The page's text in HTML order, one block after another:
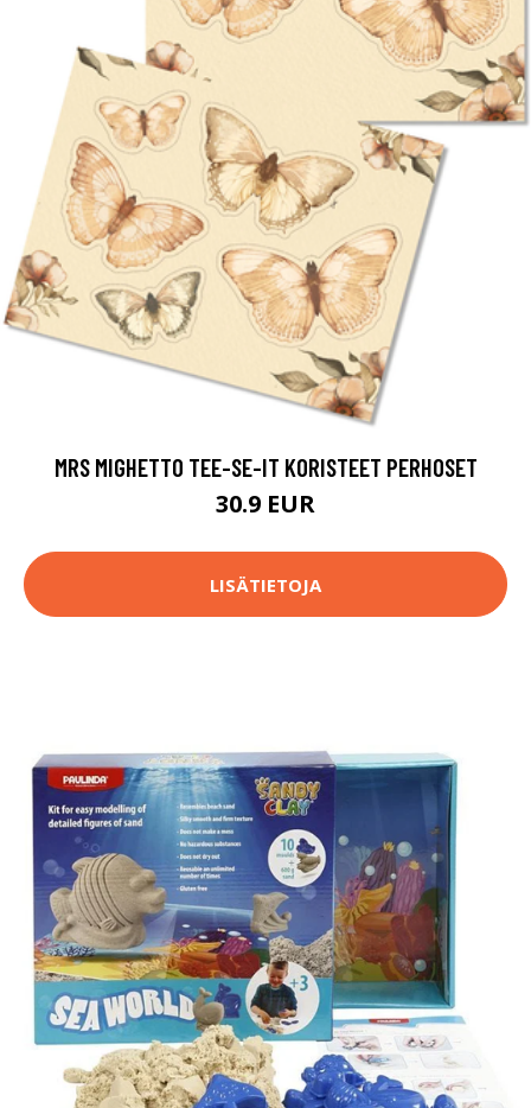
MRS MIGHETTO TEE-SE-IT KORISTEET PERHOSET
30.9 EUR
LISÄTIETOJA